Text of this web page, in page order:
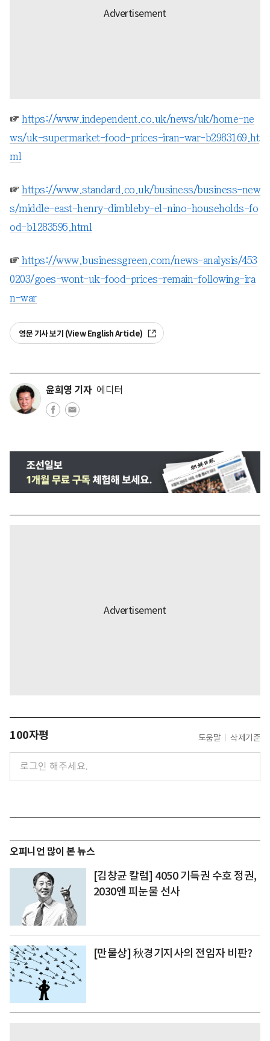
☞ https://www.independent.co.uk/news/uk/home-ne
ws/uk-supermarket-food-prices-iran-war-b2983169.ht
ml
☞ https://www.standard.co.uk/business/business-new
s/middle-east-henry-dimbleby-el-nino-households-fo
od-b1283595.html
☞ https://www.businessgreen.com/news-analysis/453
0203/goes-wont-uk-food-prices-remain-following-ira
n-war
영문 기사 보기 (View English Article)
윤희영 기자 에디터
100자평 도움말 삭제기준
오피니언 많이 본 뉴스
[김창균 칼럼] 4050 기득권 수호 정권,
2030엔 피눈물 선사
[만물상] 秋경기지사의 전임자 비판?